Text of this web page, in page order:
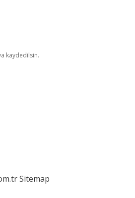
kaydedilsin.
Sitemap